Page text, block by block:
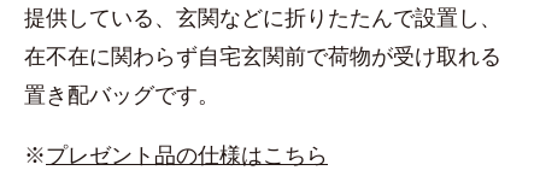
提供している、玄関などに折りたたんで設置し、
在不在に関わらず自宅玄関前で荷物が受け取れる
置き配バッグです。
※プレゼント品の仕様はこちら